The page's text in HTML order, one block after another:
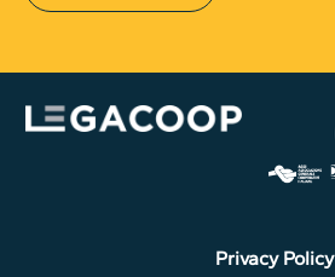
Privacy Policy